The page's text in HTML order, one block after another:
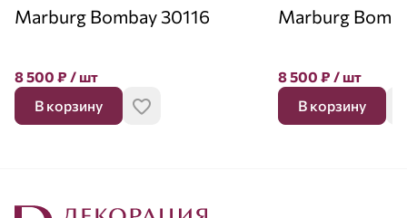
Marburg Bombay 30116
8 500 ₽ / шт
В корзину
Marburg
8 500 ₽ / шт
В корзину